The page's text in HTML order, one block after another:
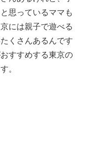
思っているママも
には親子で遊べる
くさんあるんです
すすめする東京の
。